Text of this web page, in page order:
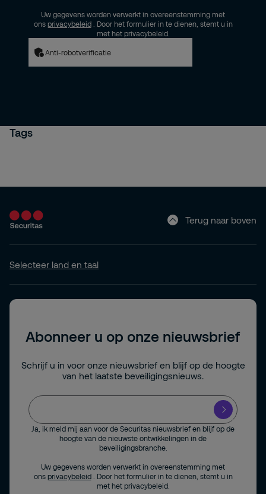
Uw gegevens worden verwerkt in overeenstemming met
ons privacybeleid
. Door het formulier in te dienen, stemt u in
met het privacybeleid.
Anti-robotverificatie
Tags
Terug naar boven
Selecteer land en taal
Abonneer u op onze nieuwsbrief
Schrijf u in voor onze nieuwsbrief en blijf op de hoogte
van het laatste beveiligingsnieuws.
Ja, ik meld mij aan voor de Securitas nieuwsbrief en blijf op de
hoogte van de nieuwste ontwikkelingen in de
beveiligingsbranche.
Uw gegevens worden verwerkt in overeenstemming met
ons privacybeleid
. Door het formulier in te dienen, stemt u in
met het privacybeleid.